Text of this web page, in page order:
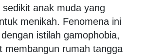
anak muda yang
menikah. Fenomena ini
istilah gamophobia,
membangun rumah tangga